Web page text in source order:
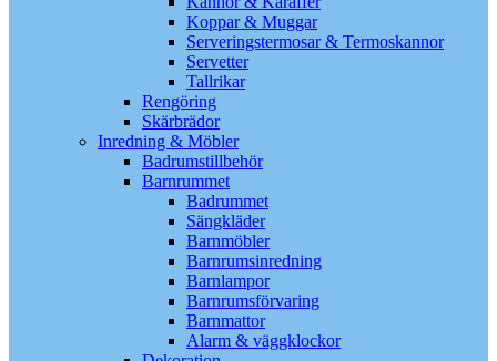
Koppar & Muggar
Serveringstermosar & Termoskannor
Servetter
Tallrikar
Rengöring
Skärbrädor
Inredning & Möbler
Badrumstillbehör
Barnrummet
Badrummet
Sängkläder
Barnmöbler
Barnrumsinredning
Barnlampor
Barnrumsförvaring
Barnmattor
Alarm & väggklockor